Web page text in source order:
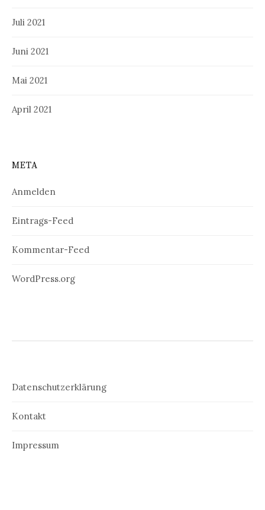
Juli 2021
Juni 2021
Mai 2021
April 2021
META
Anmelden
Eintrags-Feed
Kommentar-Feed
WordPress.org
Datenschutzerklärung
Kontakt
Impressum